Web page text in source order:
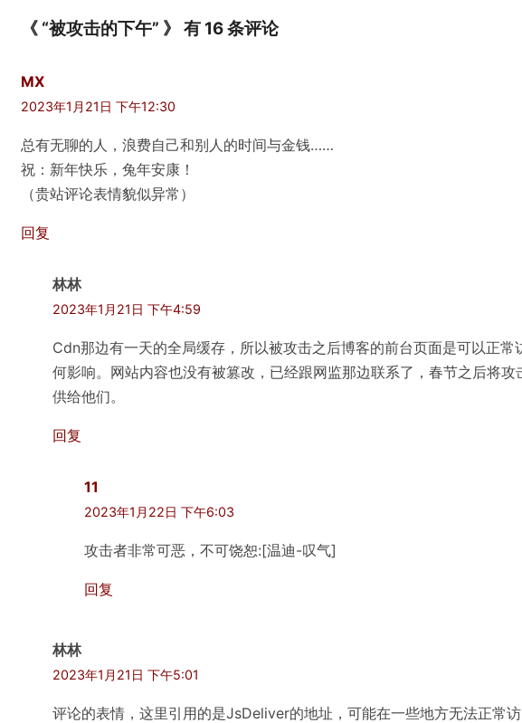
《 “被攻击的下午” 》 有 16 条评论
MX
2023年1月21日 下午12:30
总有无聊的人，浪费自己和别人的时间与金钱……
祝：新年快乐，兔年安康！
（贵站评论表情貌似异常）
回复
林林
2023年1月21日 下午4:59
Cdn那边有一天的全局缓存，所以被攻击之后博客的前台页面是可以正常
何影响。网站内容也没有被篡改，已经跟网监那边联系了，春节之后将攻
供给他们。
回复
11
2023年1月22日 下午6:03
攻击者非常可恶，不可饶恕:[温迪-叹气]
回复
林林
2023年1月21日 下午5:01
评论的表情，这里引用的是JsDeliver的地址，可能在一些地方无法正常访